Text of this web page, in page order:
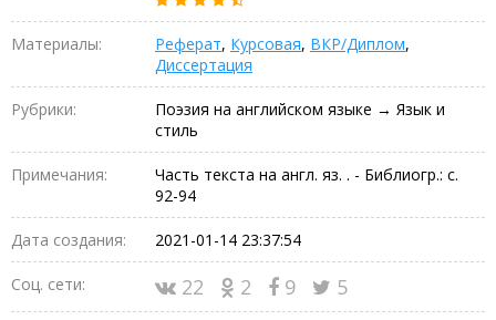
Материалы: Реферат, Курсовая, ВКР/Диплом,
Диссертация
Рубрики:
Поэзия на английском языке → Язык и
стиль
Примечания:
Часть текста на англ. яз. . - Библиогр.: с.
92-94
Дата создания: 2021-01-14 23:37:54
Соц. сети: 22 2 9 5